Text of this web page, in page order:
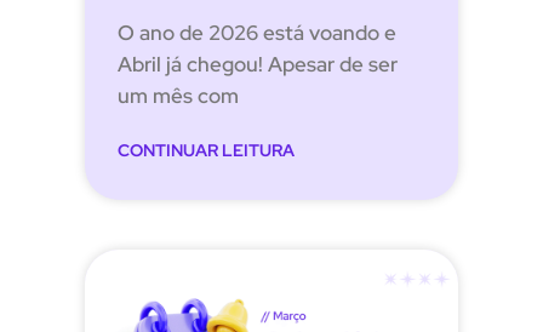
O ano de 2026 está voando e
Abril já chegou! Apesar de ser
um mês com
CONTINUAR LEITURA